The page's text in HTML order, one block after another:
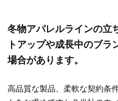
冬物アパレルラインの立
トアップや成長中のブラ
場合があります。
高品質な製品、柔軟な契約条